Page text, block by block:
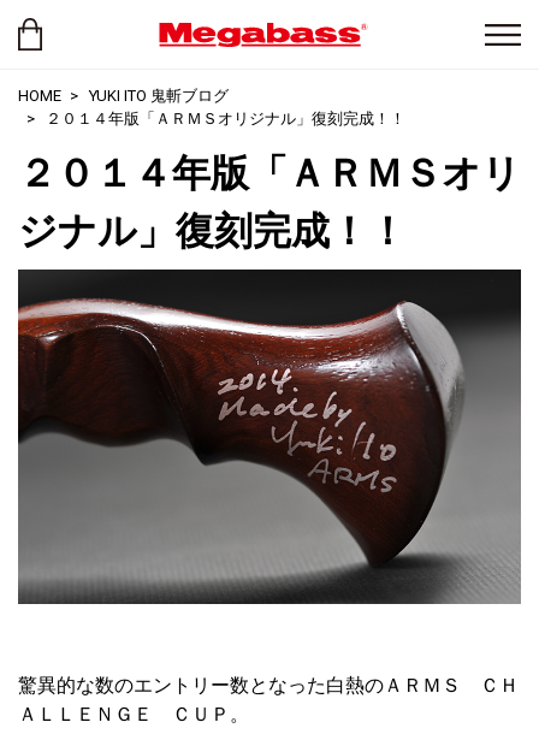
HOME
YUKI ITO 鬼斬ブログ
２０１４年版「ＡＲＭＳオリジナル」復刻完成！！
２０１４年版「ＡＲＭＳオリ
ジナル」復刻完成！！
驚異的な数のエントリー数となった白熱のＡＲＭＳ ＣＨ
ＡＬＬＥＮＧＥ ＣＵＰ。